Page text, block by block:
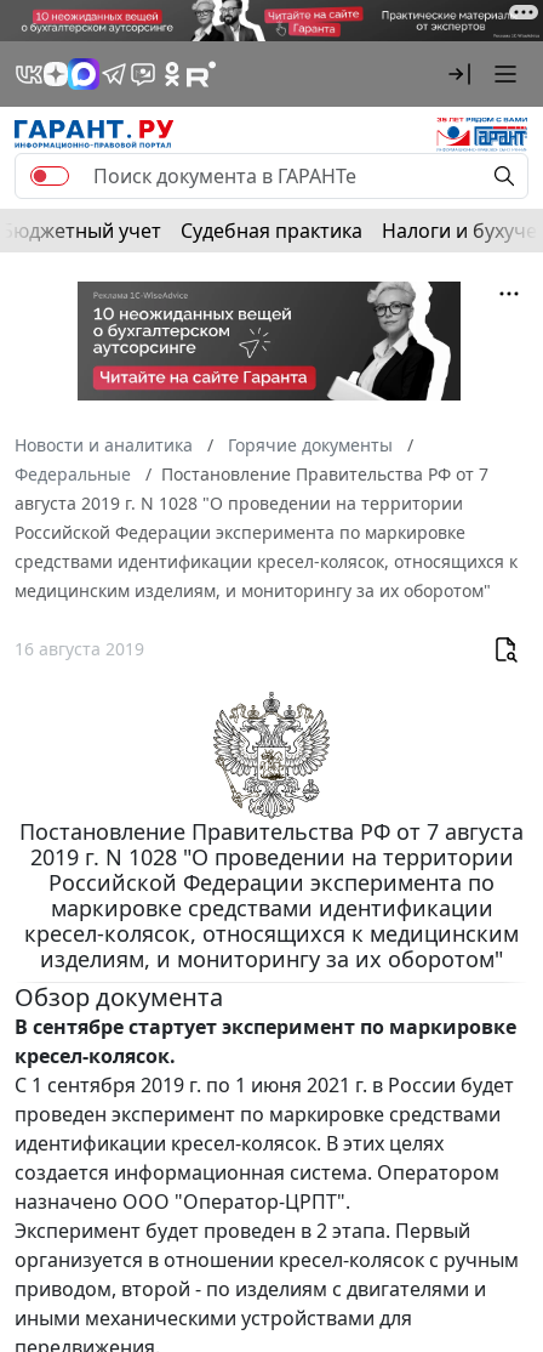
Бюджетный учет Судебная практика Налоги и
Новости и аналитика
Горячие документы
Федеральные
Постановление Правительства РФ от 7
августа 2019 г. N 1028 "О проведении на территории
Российской Федерации эксперимента по маркировке
средствами идентификации кресел-колясок, относящихся к
медицинским изделиям, и мониторингу за их оборотом"
16 августа 2019
Постановление Правительства РФ от 7 августа
2019 г. N 1028 "О проведении на территории
Российской Федерации эксперимента по
маркировке средствами идентификации
кресел-колясок, относящихся к медицинским
изделиям, и мониторингу за их оборотом"
Обзор документа
В сентябре стартует эксперимент по маркировке
кресел-колясок.
С 1 сентября 2019 г. по 1 июня 2021 г. в России будет
проведен эксперимент по маркировке средствами
идентификации кресел-колясок. В этих целях
создается информационная система. Оператором
назначено ООО "Оператор-ЦРПТ".
Эксперимент будет проведен в 2 этапа. Первый
организуется в отношении кресел-колясок с ручным
приводом, второй - по изделиям с двигателями и
иными механическими устройствами для